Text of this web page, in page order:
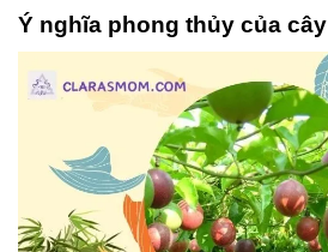
Ý nghĩa phong thủy của